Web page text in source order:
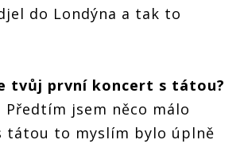
do Londýna a tak to
tvůj první koncert s tátou?
Předtím jsem něco málo
tátou to myslím bylo úplně